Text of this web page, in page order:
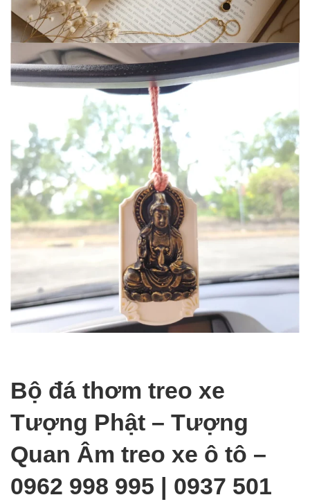
Bộ đá thơm treo xe
Tượng Phật – Tượng
Quan Âm treo xe ô tô –
0962 998 995 | 0937 501